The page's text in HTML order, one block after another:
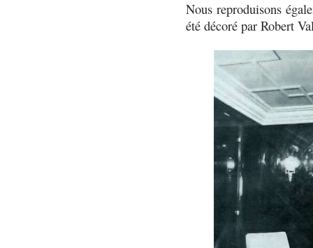
Nous reproduisons
été décoré par Robert